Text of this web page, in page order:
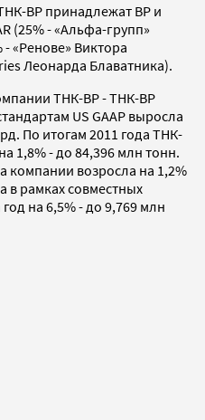
ВР принадлежат ВР и
(25% - «Альфа-групп»
«Ренове» Виктора
Леонарда Блаватника).
ТНК-ВР - ТНК-ВР
US GAAP выросла
По итогам 2011 года ТНК-
1,8% - до 84,396 млн тонн.
компании возросла на 1,2%
в рамках совместных
на 6,5% - до 9,769 млн